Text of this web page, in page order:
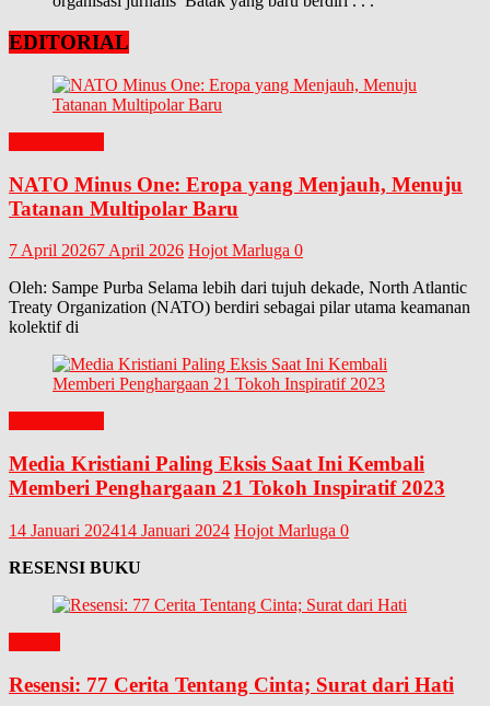
EDITORIAL
NATO Minus One: Eropa yang Menjauh, Menuju
Tatanan Multipolar Baru
7 April 20267 April 2026 Hojot Marluga 0
Oleh: Sampe Purba Selama lebih dari tujuh dekade, North Atlantic
Treaty Organization (NATO) berdiri sebagai pilar utama keamanan
kolektif di
Media Kristiani Paling Eksis Saat Ini Kembali
Memberi Penghargaan 21 Tokoh Inspiratif 2023
14 Januari 202414 Januari 2024 Hojot Marluga 0
RESENSI BUKU
Resensi: 77 Cerita Tentang Cinta; Surat dari Hati